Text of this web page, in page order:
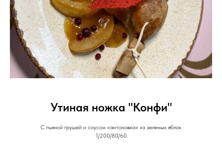
Утиная ножка "Конфи"
С пьяной грушей и соусом «антоновка» из зеленых яблок
1/200/80/60